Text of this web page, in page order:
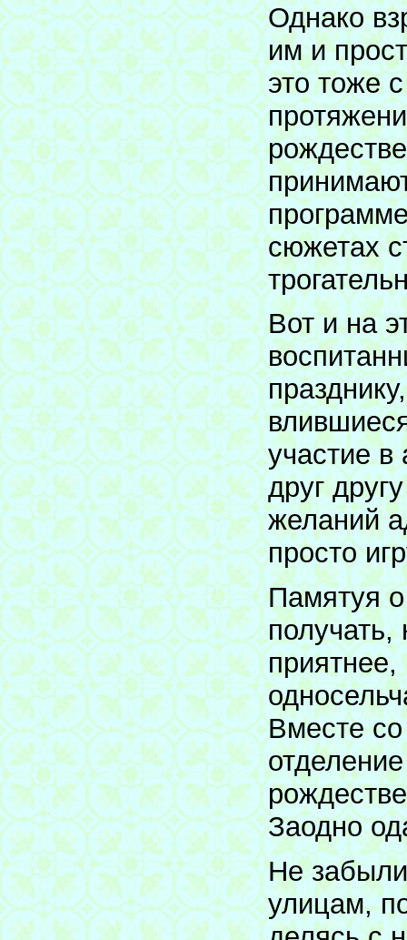
Однако
им и
это тоже
сюжетах
Вот и на
участие
друг
желаний
просто
Памятуя о
получать,
Вместе со
Заодно
Не
улицам,